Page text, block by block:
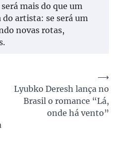
mais do que um
artista: se será um
novas rotas,
Lyubko Deresh lança no
Brasil o romance “Lá,
onde há vento”
⟶